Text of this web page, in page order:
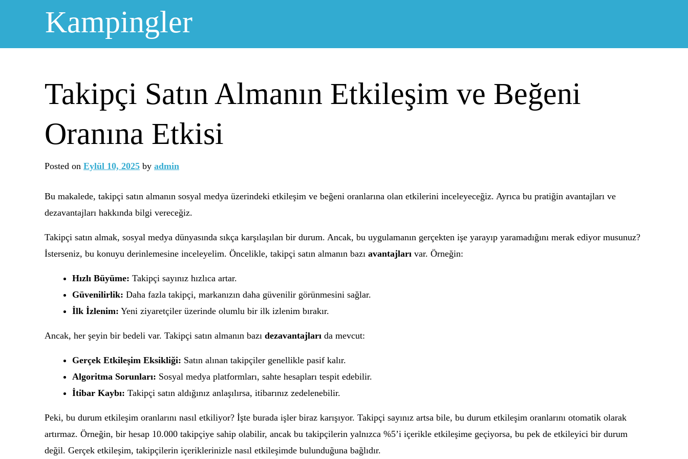
Kampingler
Takipçi Satın Almanın Etkileşim ve Beğeni
Oranına Etkisi
Posted on Eylül 10, 2025 by admin
Bu makalede, takipçi satın almanın sosyal medya üzerindeki etkileşim ve beğeni oranlarına olan etkilerini inceleyeceğiz. Ayrıca bu pratiğin avantajları ve
dezavantajları hakkında bilgi vereceğiz.
Takipçi satın almak, sosyal medya dünyasında sıkça karşılaşılan bir durum. Ancak, bu uygulamanın gerçekten işe yarayıp yaramadığını merak ediyor musunuz?
İsterseniz, bu konuyu derinlemesine inceleyelim. Öncelikle, takipçi satın almanın bazı avantajları var. Örneğin:
Hızlı Büyüme: Takipçi sayınız hızlıca artar.
Güvenilirlik: Daha fazla takipçi, markanızın daha güvenilir görünmesini sağlar.
İlk İzlenim: Yeni ziyaretçiler üzerinde olumlu bir ilk izlenim bırakır.
Ancak, her şeyin bir bedeli var. Takipçi satın almanın bazı dezavantajları da mevcut:
Gerçek Etkileşim Eksikliği: Satın alınan takipçiler genellikle pasif kalır.
Algoritma Sorunları: Sosyal medya platformları, sahte hesapları tespit edebilir.
İtibar Kaybı: Takipçi satın aldığınız anlaşılırsa, itibarınız zedelenebilir.
Peki, bu durum etkileşim oranlarını nasıl etkiliyor? İşte burada işler biraz karışıyor. Takipçi sayınız artsa bile, bu durum etkileşim oranlarını otomatik olarak
artırmaz. Örneğin, bir hesap 10.000 takipçiye sahip olabilir, ancak bu takipçilerin yalnızca %5’i içerikle etkileşime geçiyorsa, bu pek de etkileyici bir durum
değil. Gerçek etkileşim, takipçilerin içeriklerinizle nasıl etkileşimde bulunduğuna bağlıdır.